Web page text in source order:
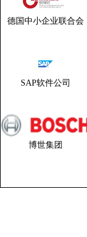
德国中小企业联合会
SAP软件公司
博世集团